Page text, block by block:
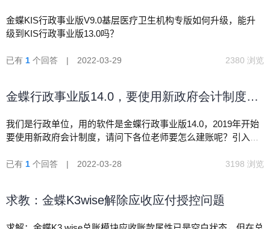
金蝶KIS行政事业版V9.0基层医疗卫生机构专版如何升级，能升
级到KIS行政事业版13.0吗？
已有 1 个回答 | 2022-03-29 2380 浏览
金蝶行政事业版14.0，要使用新政府会计制度，
我们是行政单位，用的软件是金蝶行政事业版14.0，2019年开始
要使用新政府会计制度，请问下各位老师要怎么建账呢？引入科
已有 1 个回答 | 2022-03-28 3198 浏览
求教：金蝶K3wise解除应收应付授控问题